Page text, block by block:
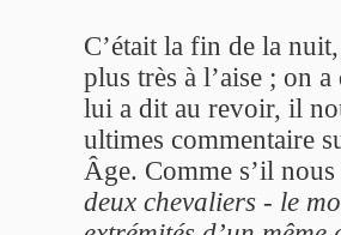
C’était la fin de la
plus très à l’aise ; on
lui a dit au revoir, il
ultimes commentaire
Âge. Comme s’il
deux chevaliers - le